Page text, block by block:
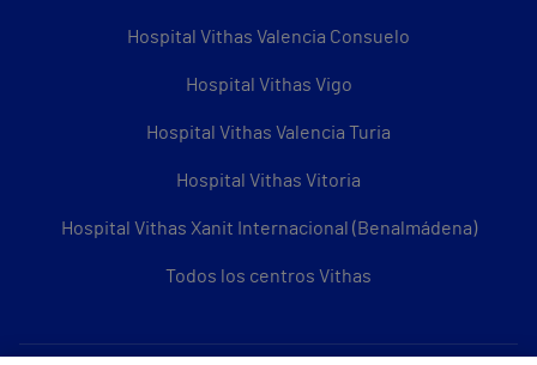
Hospital Vithas Valencia Consuelo
Hospital Vithas Vigo
Hospital Vithas Valencia Turia
Hospital Vithas Vitoria
Hospital Vithas Xanit Internacional (Benalmádena)
Todos los centros Vithas